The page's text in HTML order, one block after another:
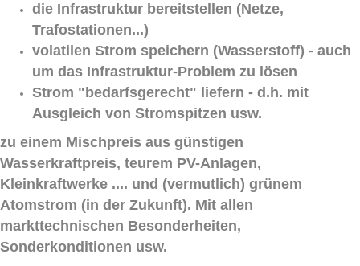
die Infrastruktur bereitstellen (Netze,
Trafostationen...)
volatilen Strom speichern (Wasserstoff) - auch
um das Infrastruktur-Problem zu lösen
Strom "bedarfsgerecht" liefern - d.h. mit
Ausgleich von Stromspitzen usw.
zu einem Mischpreis aus günstigen
Wasserkraftpreis, teurem PV-Anlagen,
Kleinkraftwerke .... und (vermutlich) grünem
Atomstrom (in der Zukunft). Mit allen
markttechnischen Besonderheiten,
Sonderkonditionen usw.